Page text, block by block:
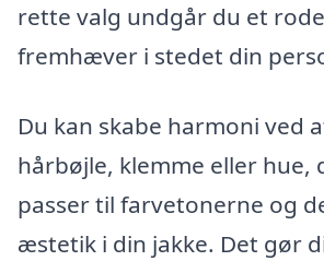
rette valg undgår du et
fremhæver i stedet din
Du kan skabe harmoni ved
hårbøjle, klemme eller hue,
passer til farvetonerne og
æstetik i din jakke. Det gør